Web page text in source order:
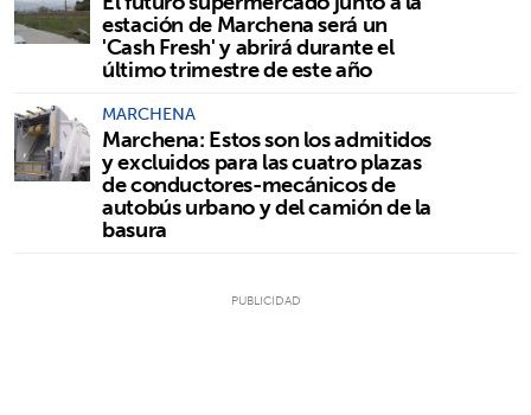
estación de Marchena será un
'Cash Fresh' y abrirá durante el
último trimestre de este año
MARCHENA
Marchena: Estos son los admitidos
y excluidos para las cuatro plazas
de conductores-mecánicos de
autobús urbano y del camión de la
basura